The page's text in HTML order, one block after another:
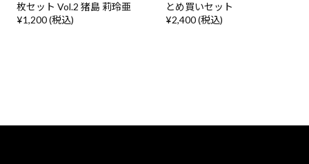
枚セット Vol.2 猪島 莉玲亜
¥1,200 (税込)
とめ買いセット
¥2,400 (税込)